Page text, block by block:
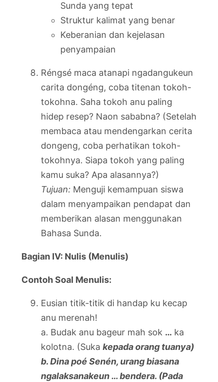
Sunda yang tepat
Struktur kalimat yang benar
Keberanian dan kejelasan
penyampaian
Réngsé maca atanapi ngadangukeun
carita dongéng, coba titenan tokoh-
tokohna. Saha tokoh anu paling
hidep resep? Naon sababna? (Setelah
membaca atau mendengarkan cerita
dongeng, coba perhatikan tokoh-
tokohnya. Siapa tokoh yang paling
kamu suka? Apa alasannya?)
Tujuan: Menguji kemampuan siswa
dalam menyampaikan pendapat dan
memberikan alasan menggunakan
Bahasa Sunda.
Bagian IV: Nulis (Menulis)
Contoh Soal Menulis:
Eusian titik-titik di handap ku kecap
anu merenah!
a. Budak anu bageur mah sok … ka
kolotna. (Suka kepada orang tuanya)
b. Dina poé Senén, urang biasana
ngalaksanakeun…bendera. (Pada